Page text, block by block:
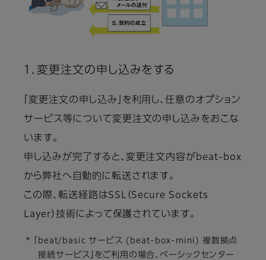
１．変更注文の申し込みをする
「変更注文の申し込み」を利用し、任意のオプション
サービス等について変更注文の申し込みをおこな
います。
申し込みが完了すると、変更注文内容がbeat-box
から弊社へ自動的に転送されます。
この際、転送経路はSSL（Secure Sockets
Layer）技術によって保護されています。
* 「beat/basic サービス (beat-box-mini) 複数拠点
接続サービス」をご利用の場合、ベーシックセンター